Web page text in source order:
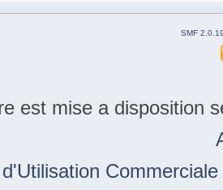
SMF
est mise a disposition